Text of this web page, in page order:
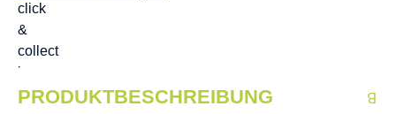
PRODUKTBESCHREIBUNG